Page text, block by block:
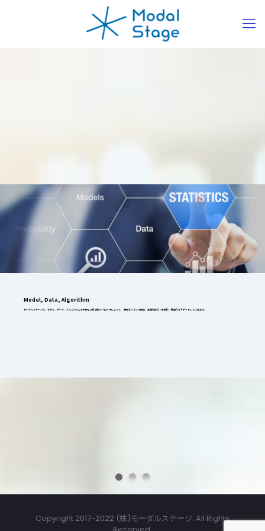
Model, Data, Algorithm
モーダルステージは、モデル、データ、アルゴリズムを利用した科学的アプローチによって、 新規ビジネスの創造、業務効率化・自動化・最適化をサポートしていきます。
Copyright 2017-2022 (株)モーダルステージ. All Rights